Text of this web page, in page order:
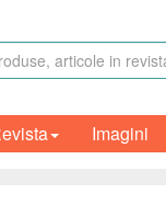
Imagini